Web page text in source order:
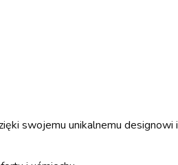
swojemu unikalnemu designowi i